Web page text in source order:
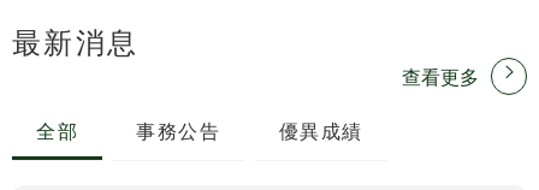
最新消息
查看更多
全部 事務公告 優異成績